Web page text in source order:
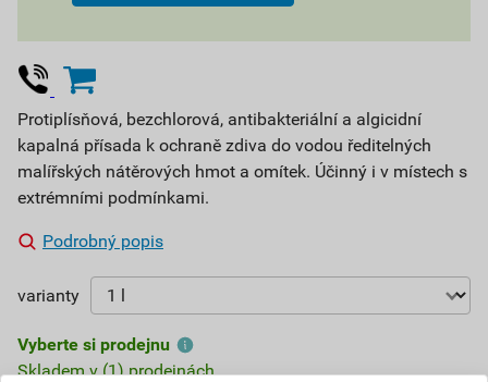
Protiplísňová, bezchlorová, antibakteriální a algicidní
kapalná přísada k ochraně zdiva do vodou ředitelných
malířských nátěrových hmot a omítek. Účinný i v místech s
extrémními podmínkami.
Podrobný popis
varianty
Vyberte si prodejnu
Skladem v (1) prodejnách